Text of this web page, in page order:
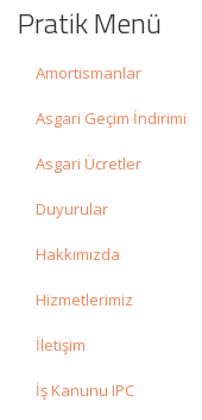
Pratik Menü
Amortismanlar
Asgari Geçim İndirimi
Asgari Ücretler
Duyurular
Hakkımızda
Hizmetlerimiz
İletişim
İş Kanunu IPC